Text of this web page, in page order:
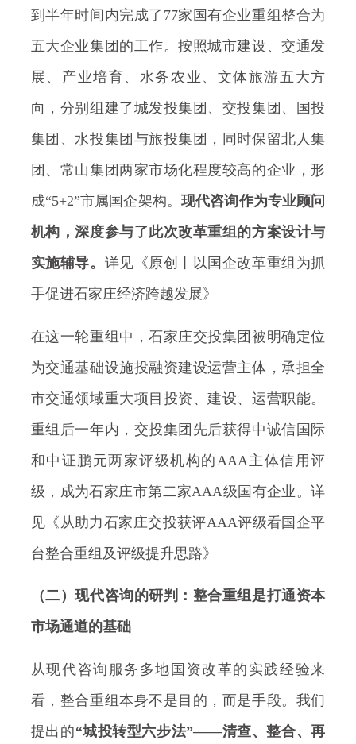
到半年时间内完成了77家国有企业重组整合为
五大企业集团的工作。按照城市建设、交通发
展、产业培育、水务农业、文体旅游五大方
向，分别组建了城发投集团、交投集团、国投
集团、水投集团与旅投集团，同时保留北人集
团、常山集团两家市场化程度较高的企业，形
成“5+2”市属国企架构。 现代咨询作为专业顾问
机构，深度参与了此次改革重组的方案设计与
实施辅导。 详见《原创丨以国企改革重组为抓
手促进石家庄经济跨越发展》
在这一轮重组中，石家庄交投集团被明确定位
为交通基础设施投融资建设运营主体，承担全
市交通领域重大项目投资、建设、运营职能。
重组后一年内，交投集团先后获得中诚信国际
和中证鹏元两家评级机构的AAA主体信用评
级，成为石家庄市第二家AAA级国有企业。详
见《从助力石家庄交投获评AAA评级看国企平
台整合重组及评级提升思路》
（二）现代咨询的研判：整合重组是打通资本
市场通道的基础
从现代咨询服务多地国资改革的实践经验来
看，整合重组本身不是目的，而是手段。我们
提出的“城投转型六步法”——清查、整合、再